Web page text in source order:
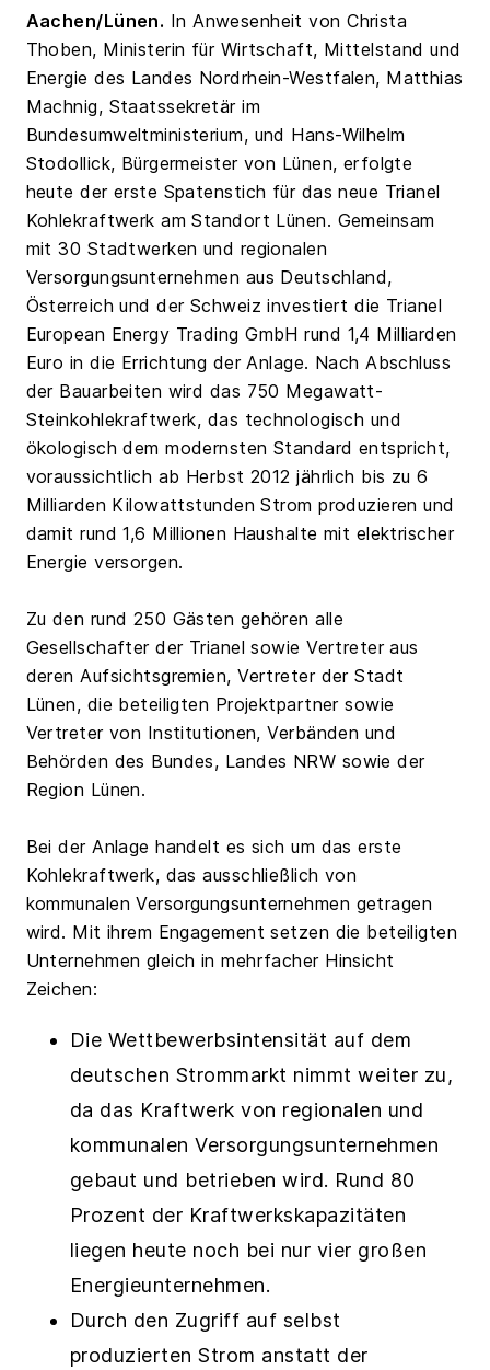
Aachen/Lünen. In Anwesenheit von Christa
Thoben, Ministerin für Wirtschaft, Mittelstand und
Energie des Landes Nordrhein-Westfalen, Matthias
Machnig, Staatssekretär im
Bundesumweltministerium, und Hans-Wilhelm
Stodollick, Bürgermeister von Lünen, erfolgte
heute der erste Spatenstich für das neue Trianel
Kohlekraftwerk am Standort Lünen. Gemeinsam
mit 30 Stadtwerken und regionalen
Versorgungsunternehmen aus Deutschland,
Österreich und der Schweiz investiert die Trianel
European Energy Trading GmbH rund 1,4 Milliarden
Euro in die Errichtung der Anlage. Nach Abschluss
der Bauarbeiten wird das 750 Megawatt-
Steinkohlekraftwerk, das technologisch und
ökologisch dem modernsten Standard entspricht,
voraussichtlich ab Herbst 2012 jährlich bis zu 6
Milliarden Kilowattstunden Strom produzieren und
damit rund 1,6 Millionen Haushalte mit elektrischer
Energie versorgen.
Zu den rund 250 Gästen gehören alle
Gesellschafter der Trianel sowie Vertreter aus
deren Aufsichtsgremien, Vertreter der Stadt
Lünen, die beteiligten Projektpartner sowie
Vertreter von Institutionen, Verbänden und
Behörden des Bundes, Landes NRW sowie der
Region Lünen.
Bei der Anlage handelt es sich um das erste
Kohlekraftwerk, das ausschließlich von
kommunalen Versorgungsunternehmen getragen
wird. Mit ihrem Engagement setzen die beteiligten
Unternehmen gleich in mehrfacher Hinsicht
Zeichen:
Die Wettbewerbsintensität auf dem
deutschen Strommarkt nimmt weiter zu,
da das Kraftwerk von regionalen und
kommunalen Versorgungsunternehmen
gebaut und betrieben wird. Rund 80
Prozent der Kraftwerkskapazitäten
liegen heute noch bei nur vier großen
Energieunternehmen.
Durch den Zugriff auf selbst
produzierten Strom anstatt der